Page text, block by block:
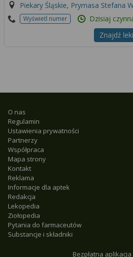
Piekary Śląskie, Prymasa Stefana
Wyświetl numer Dzisiaj
Znajdź
O nas
Regulamin
Ustawienia prywatności
Partnerzy
Współpraca
Mapa strony
Kontakt
Reklama
Informacje dla aptek
Redakcja
Lekopedia
Ziołopedia
Pytania do farmaceutów
Substancje i składniki
Bezpłatna